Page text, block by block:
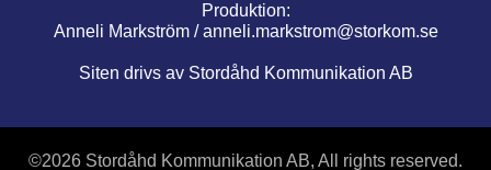
Produktion:
Anneli Markström /anneli.markstrom@storkom.se
Siten drivs av Stordåhd Kommunikation AB
©2026 Stordåhd Kommunikation AB, All rights reserved.